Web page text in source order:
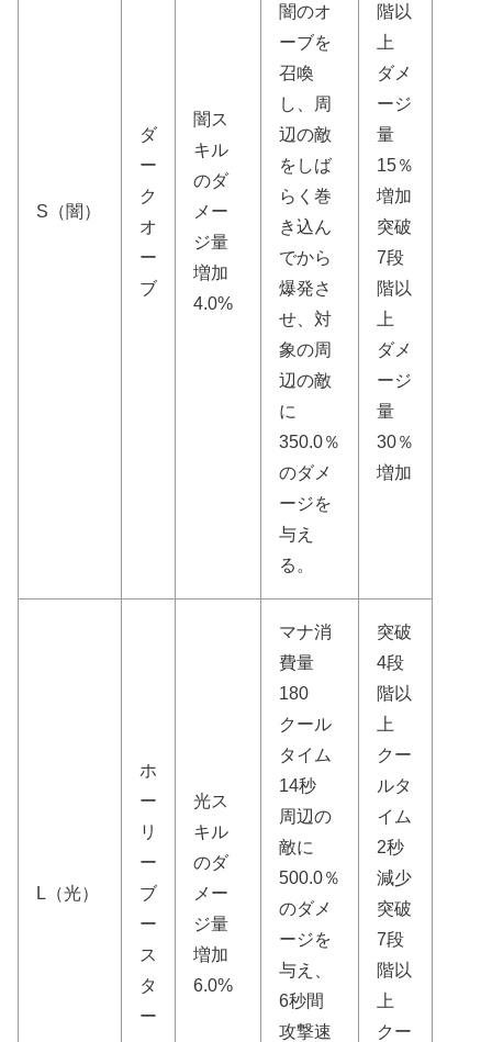
S（闇）
ダ
ー
ク
オ
ー
ブ
闇ス
キル
のダ
メー
ジ量
増加
4.0%
闇のオ
ーブを
召喚
し、周
辺の敵
をしば
らく巻
き込ん
でから
爆発さ
せ、対
象の周
辺の敵
に
350.0％
のダメ
ージを
与え
る。
階以
上
ダメ
ージ
量
15％
増加
突破
7段
階以
上
ダメ
ージ
量
30％
増加
L（光）
ホ
ー
リ
ー
ブ
ー
ス
タ
ー
光ス
キル
のダ
メー
ジ量
増加
6.0%
マナ消
費量
180
クール
タイム
14秒
周辺の
敵に
500.0％
のダメ
ージを
与え、
6秒間
攻撃速
突破
4段
階以
上
クー
ルタ
イム
2秒
減少
突破
7段
階以
上
クー